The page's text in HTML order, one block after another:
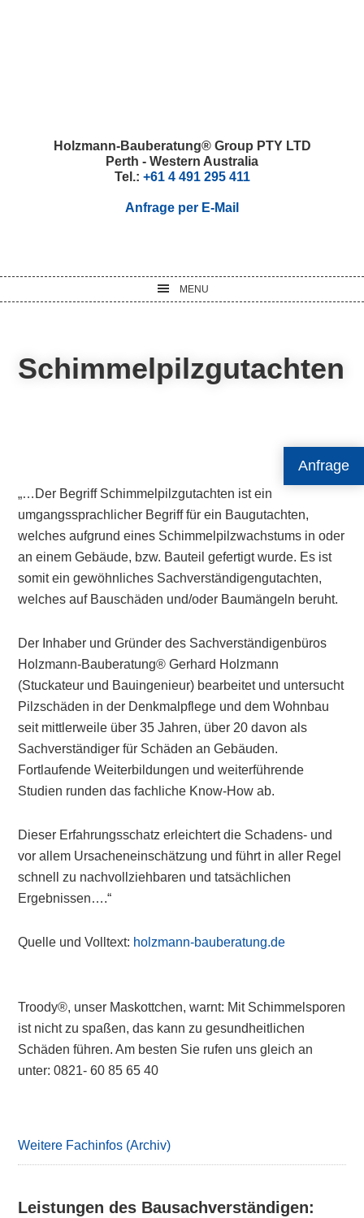
Anfrage
Holzmann-Bauberatung® Group PTY LTD
Perth - Western Australia
Tel.: +61 4 491 295 411
Anfrage per E-Mail
MENU
Schimmelpilzgutachten
„…Der Begriff Schimmelpilzgutachten ist ein
umgangssprachlicher Begriff für ein Baugutachten,
welches aufgrund eines Schimmelpilzwachstums in oder
an einem Gebäude, bzw. Bauteil gefertigt wurde. Es ist
somit ein gewöhnliches Sachverständigengutachten,
welches auf Bauschäden und/oder Baumängeln beruht.
Der Inhaber und Gründer des Sachverständigenbüros
Holzmann-Bauberatung® Gerhard Holzmann
(Stuckateur und Bauingenieur) bearbeitet und untersucht
Pilzschäden in der Denkmalpflege und dem Wohnbau
seit mittlerweile über 35 Jahren, über 20 davon als
Sachverständiger für Schäden an Gebäuden.
Fortlaufende Weiterbildungen und weiterführende
Studien runden das fachliche Know-How ab.
Dieser Erfahrungsschatz erleichtert die Schadens- und
vor allem Ursacheneinschätzung und führt in aller Regel
schnell zu nachvollziehbaren und tatsächlichen
Ergebnissen….“
Quelle und Volltext: holzmann-bauberatung.de
Troody®, unser Maskottchen, warnt: Mit Schimmelsporen
ist nicht zu spaßen, das kann zu gesundheitlichen
Schäden führen. Am besten Sie rufen uns gleich an
unter: 0821- 60 85 65 40
Weitere Fachinfos (Archiv)
Leistungen des Bausachverständigen: